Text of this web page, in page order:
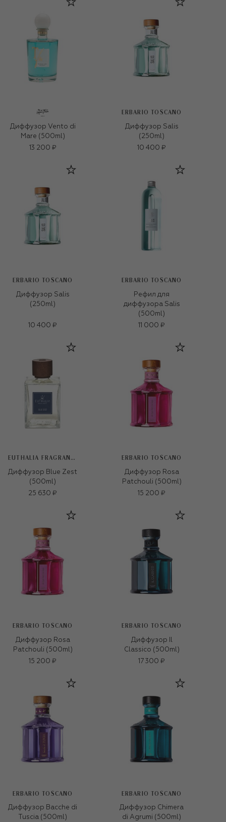
Диффузор Vento di
Mare (500ml)
13 200 ₽
ERBARIO TOSCANO
Диффузор Salis
(250ml)
10 400 ₽
ERBARIO TOSCANO
Диффузор Salis
(250ml)
10 400 ₽
ERBARIO TOSCANO
Рефил для
диффузора Salis
(500ml)
11 000 ₽
EUTHALIA FRAGRANCES
Диффузор Blue Zest
(500ml)
25 630 ₽
ERBARIO TOSCANO
Диффузор Rosa
Patchouli (500ml)
15 200 ₽
ERBARIO TOSCANO
Диффузор Rosa
Patchouli (500ml)
15 200 ₽
ERBARIO TOSCANO
Диффузор Il
Classico (500ml)
17 300 ₽
ERBARIO TOSCANO
Диффузор Bacche di
Tuscia (500ml)
ERBARIO TOSCANO
Диффузор Chimera
di Agrumi (500ml)